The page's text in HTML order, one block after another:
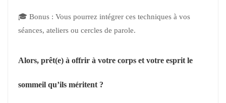
🎓 Bonus : Vous pourrez intégrer ces techniques à vos
séances, ateliers ou cercles de parole.
Alors, prêt(e) à offrir à votre corps et votre esprit le
sommeil qu’ils méritent ?